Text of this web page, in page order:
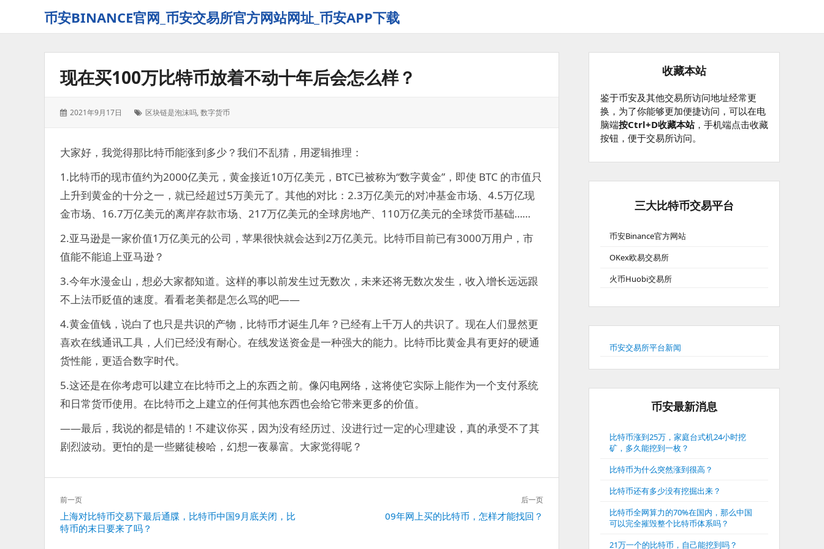
币安BINANCE官网_币安交易所官方网站网址_币安APP下载
现在买100万比特币放着不动十年后会怎么样？
发
2021年9月17日
标
区块链是泡沫吗,数字货币
大家好，我觉得那比特币能涨到多少？我们不乱猜，用逻辑推理：
1.比特币的现市值约为2000亿美元，黄金接近10万亿美元，BTC已被称为“数字黄金”，即使 BTC 的市值只
上升到黄金的十分之一，就已经超过5万美元了。其他的对比：2.3万亿美元的对冲基金市场、4.5万亿现
金市场、16.7万亿美元的离岸存款市场、217万亿美元的全球房地产、110万亿美元的全球货币基础……
2.亚马逊是一家价值1万亿美元的公司，苹果很快就会达到2万亿美元。比特币目前已有3000万用户，市
值能不能追上亚马逊？
3.今年水漫金山，想必大家都知道。这样的事以前发生过无数次，未来还将无数次发生，收入增长远远跟
不上法币贬值的速度。看看老美都是怎么骂的吧——
4.黄金值钱，说白了也只是共识的产物，比特币才诞生几年？已经有上千万人的共识了。现在人们显然更
喜欢在线通讯工具，人们已经没有耐心。在线发送资金是一种强大的能力。比特币比黄金具有更好的硬通
货性能，更适合数字时代。
5.这还是在你考虑可以建立在比特币之上的东西之前。像闪电网络，这将使它实际上能作为一个支付系统
和日常货币使用。在比特币之上建立的任何其他东西也会给它带来更多的价值。
——最后，我说的都是错的！不建议你买，因为没有经历过、没进行过一定的心理建设，真的承受不了其
剧烈波动。更怕的是一些赌徒梭哈，幻想一夜暴富。大家觉得呢？
文
章
导
航
前一页
上
一
上海对比特币交易下最后通牒，比特币中国9月底关闭，比
特币的末日要来了吗？
后一页
09年网上买的比特币，怎样才能找回？
收藏本站
鉴于币安及其他交易所访问地址经常更
换，为了你能够更加便捷访问，可以在电
脑端按Ctrl+D收藏本站，手机端点击收藏
按钮，便于交易所访问。
三大比特币交易平台
币安Binance官方网站
OKex欧易交易所
火币Huobi交易所
币安交易所平台新闻
币安最新消息
比特币涨到25万，家庭台式机24小时挖
矿，多久能挖到一枚？
比特币为什么突然涨到很高？
比特币还有多少没有挖掘出来？
比特币全网算力的70%在国内，那么中国
可以完全摧毁整个比特币体系吗？
21万一个的比特币，自己能挖到吗？